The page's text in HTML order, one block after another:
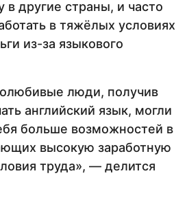
в другие страны, и часто
в тяжёлых условиях
из-за языкового
люди, получив
английский язык, могли
больше возможностей в
высокую заработную
труда», — делится